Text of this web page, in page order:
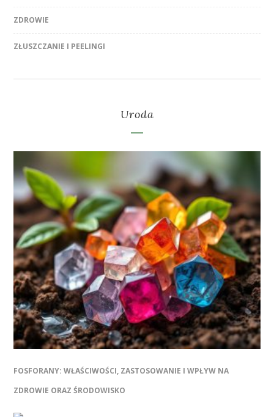
ZDROWIE
ZŁUSZCZANIE I PEELINGI
Uroda
FOSFORANY: WŁAŚCIWOŚCI, ZASTOSOWANIE I WPŁYW NA
ZDROWIE ORAZ ŚRODOWISKO